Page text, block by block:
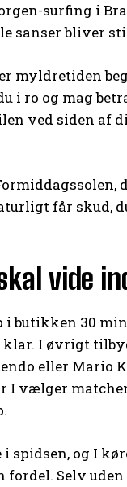
surfing i
sanser bliver
myldretiden
i ro og mag
ved siden af
får skud,
vide
i butikken 30
I øvrigt
eller Mario
I vælger
spidsen, og I
Selv